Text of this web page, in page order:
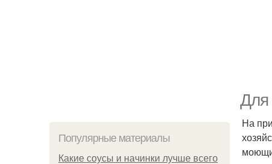
Для
Популярные материалы
Какие соусы и начинки лучше всего
На